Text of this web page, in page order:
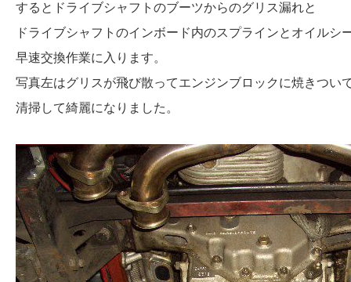
するとドライブシャフトのブーツからのグリス漏れと
ドライブシャフトのインボード内のスプラインとオイル
早速交換作業に入ります。
写真左はグリスが飛び散ってエンジンブロックに焼きつい
清掃して綺麗になりました。